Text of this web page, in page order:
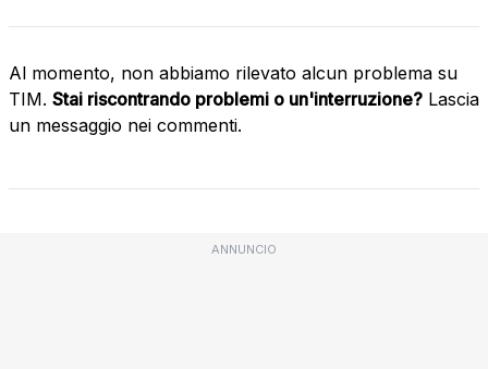
Al momento, non abbiamo rilevato alcun problema su
TIM. Stai riscontrando problemi o un'interruzione? Lascia
un messaggio nei commenti.
ANNUNCIO